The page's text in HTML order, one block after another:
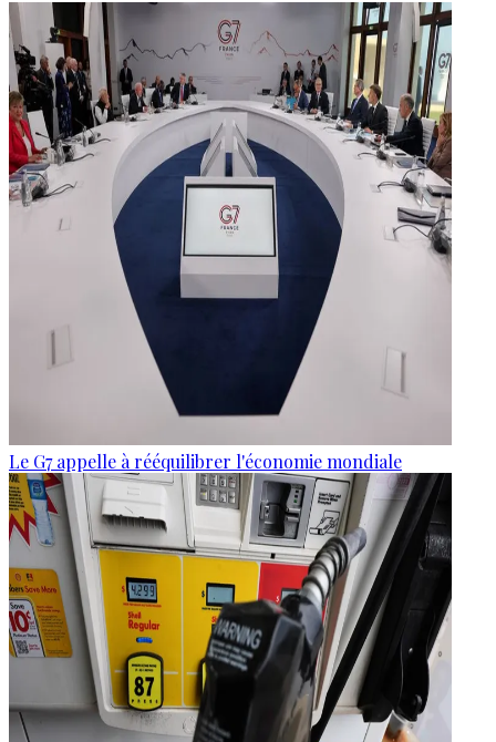
Le G7 appelle à rééquilibrer l'économie mondiale